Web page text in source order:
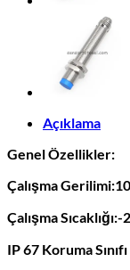
Açıklama
Genel Özellikler:
Çalışma
Çalışma
IP 67 Koruma Sınıfı